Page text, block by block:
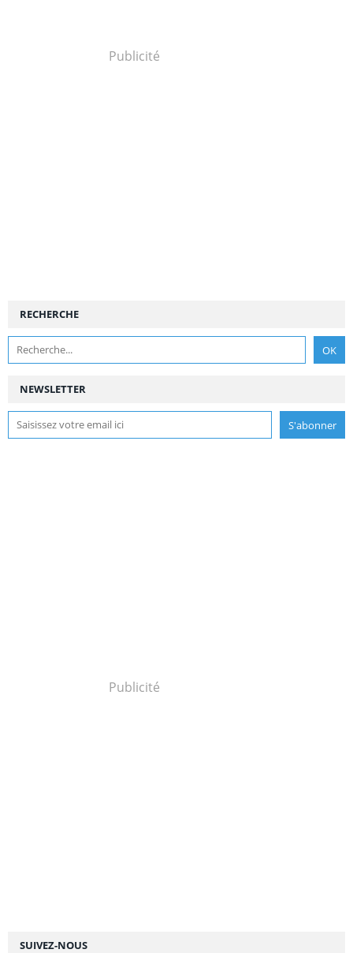
Publicité
NEWSLETTER
SUIVEZ-NOUS
RECHERCHE
Publicité